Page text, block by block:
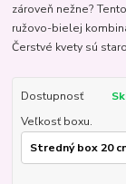
zároveň nežne?
ružovo-bielej
Čerstvé kvety sú
Dostupnosť
Veľkosť boxu.